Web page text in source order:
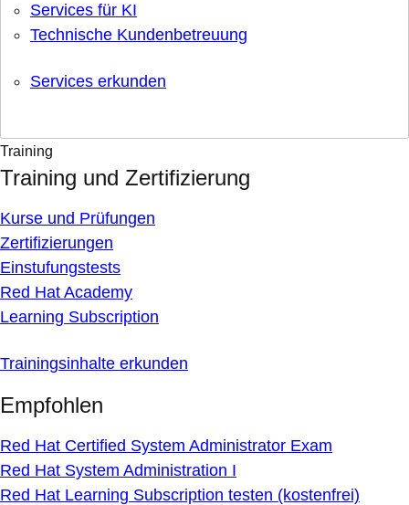
Services für KI
Technische Kundenbetreuung
Services erkunden
Training
Training und Zertifizierung
Kurse und Prüfungen
Zertifizierungen
Einstufungstests
Red Hat Academy
Learning Subscription
Trainingsinhalte erkunden
Empfohlen
Red Hat Certified System Administrator Exam
Red Hat System Administration I
Red Hat Learning Subscription testen (kostenfrei)